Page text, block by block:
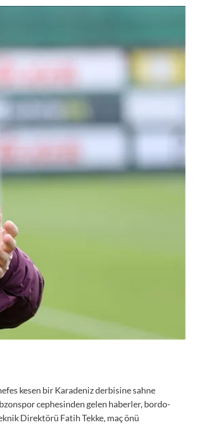
kesen bir Karadeniz derbisine sahne
cephesinden gelen haberler, bordo-
Direktörü Fatih Tekke, maç önü